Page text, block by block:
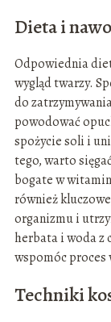
Dieta i
Odpowiednia
wygląd twarzy.
do
powodować
spożycie soli i
tego, warto
bogate w
również
organizmu i
herbata i woda z
wspomóc proces
Techniki